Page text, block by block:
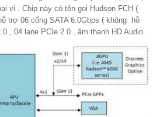
vi . Chip này có tên gọi Hudson FCH (
trợ 06 cổng SATA 6.0Gbps ( không hỗ
, 04 lane PCIe 2.0 , âm thanh HD Audio .